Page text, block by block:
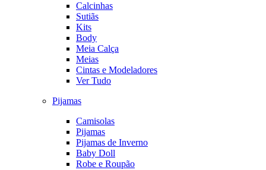
Calcinhas
Sutiãs
Kits
Body
Meia Calça
Meias
Cintas e Modeladores
Ver Tudo
Pijamas
Camisolas
Pijamas
Pijamas de Inverno
Baby Doll
Robe e Roupão